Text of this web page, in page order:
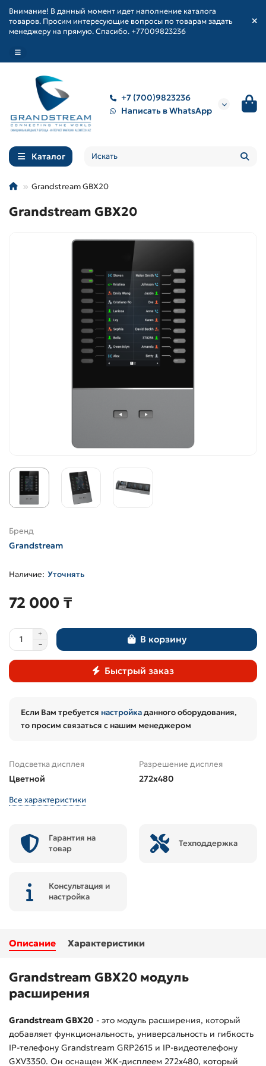
Внимание! В данный момент идет наполнение каталога
товаров. Просим интересующие вопросы по товарам задать
менеджеру на прямую. Спасибо. +77009823236
+7 (700)9823236
Написать в WhatsApp
Каталог
Grandstream GBX20
Grandstream GBX20
Бренд
Grandstream
Уточнять
72 000 ₸
В корзину
Быстрый заказ
Если Вам требуется настройкаданного оборудования,
то просим связаться с нашим менеджером
Подсветка дисплея
Цветной
Разрешение дисплея
272x480
Все характеристики
Гарантия на
товар
Техподдержка
Консультация и
настройка
Описание Характеристики
Grandstream GBX20 модуль
расширения
Grandstream GBX20 - это модуль расширения, который
добавляет функциональность, универсальность и гибкость
IP-телефону Grandstream GRP2615 и IP-видеотелефону
GXV3350. Он оснащен ЖК-дисплеем 272x480, который